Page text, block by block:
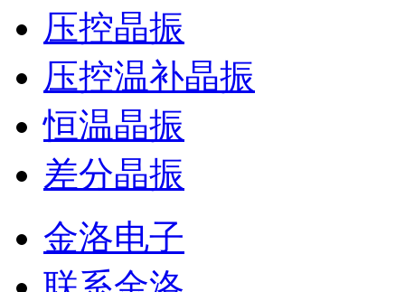
压控晶振
压控温补晶振
恒温晶振
差分晶振
金洛电子